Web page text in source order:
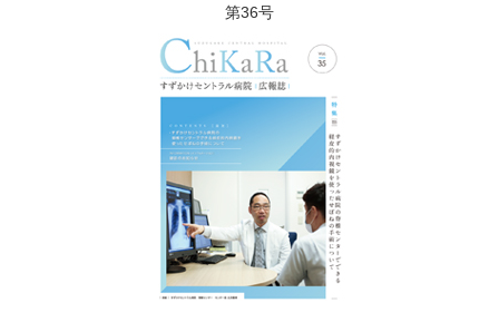
第36号